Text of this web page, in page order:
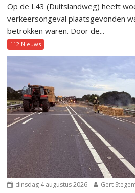
Op de L43 (Duitslandweg) heeft
verkeersongeval plaatsgevonden
betrokken waren. Door de...
112 Nieuws
dinsdag 4 augustus 2026 Gert